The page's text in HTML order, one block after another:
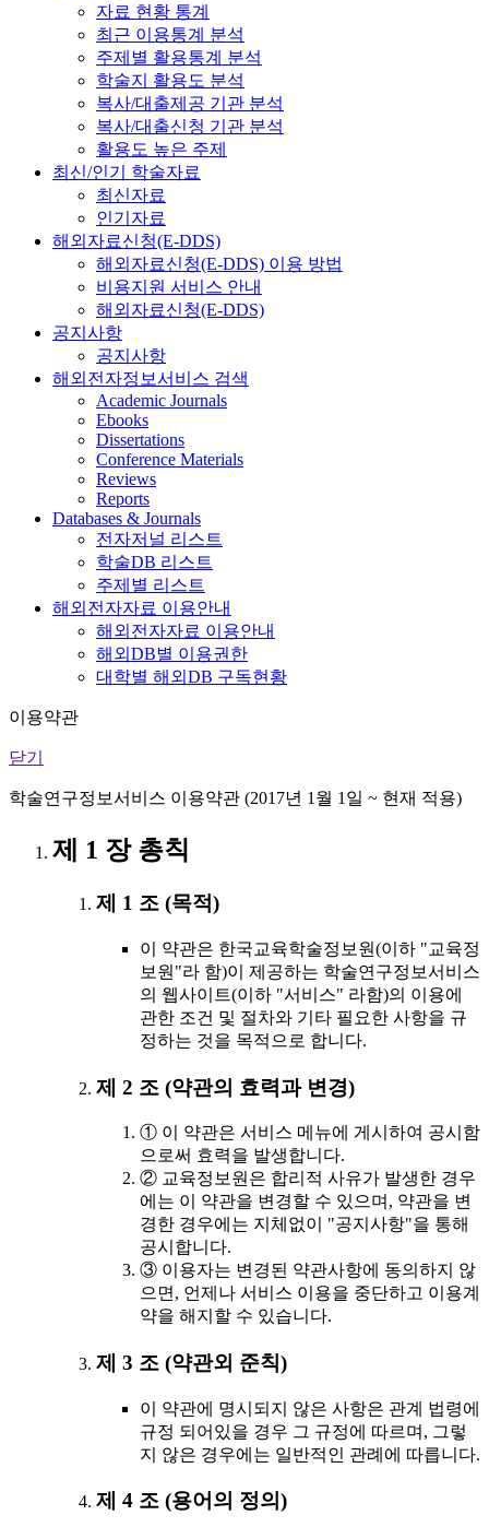
자료 현황 통계
최근 이용통계 분석
주제별 활용통계 분석
학술지 활용도 분석
복사/대출제공 기관 분석
복사/대출신청 기관 분석
활용도 높은 주제
최신/인기 학술자료
최신자료
인기자료
해외자료신청(E-DDS)
해외자료신청(E-DDS) 이용 방법
비용지원 서비스 안내
해외자료신청(E-DDS)
공지사항
공지사항
해외전자정보서비스 검색
Academic Journals
Ebooks
Dissertations
Conference Materials
Reviews
Reports
Databases & Journals
전자저널 리스트
학술DB 리스트
주제별 리스트
해외전자자료 이용안내
해외전자자료 이용안내
해외DB별 이용권한
대학별 해외DB 구독현황
이용약관
닫기
학술연구정보서비스 이용약관 (2017년 1월 1일 ~ 현재 적용)
제 1 장 총칙
제 1 조 (목적)
이 약관은 한국교육학술정보원(이하 "교육정
보원"라 함)이 제공하는 학술연구정보서비스
의 웹사이트(이하 "서비스" 라함)의 이용에
관한 조건 및 절차와 기타 필요한 사항을 규
정하는 것을 목적으로 합니다.
제 2 조 (약관의 효력과 변경)
① 이 약관은 서비스 메뉴에 게시하여 공시함
으로써 효력을 발생합니다.
② 교육정보원은 합리적 사유가 발생한 경우
에는 이 약관을 변경할 수 있으며, 약관을 변
경한 경우에는 지체없이 "공지사항"을 통해
공시합니다.
③ 이용자는 변경된 약관사항에 동의하지 않
으면, 언제나 서비스 이용을 중단하고 이용계
약을 해지할 수 있습니다.
제 3 조 (약관외 준칙)
이 약관에 명시되지 않은 사항은 관계 법령에
규정 되어있을 경우 그 규정에 따르며, 그렇
지 않은 경우에는 일반적인 관례에 따릅니다.
제 4 조 (용어의 정의)